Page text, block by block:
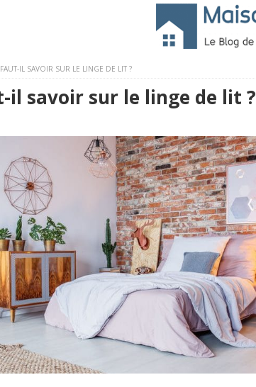
IL SAVOIR SUR LE LINGE DE LIT ?
il savoir sur le linge de lit ?